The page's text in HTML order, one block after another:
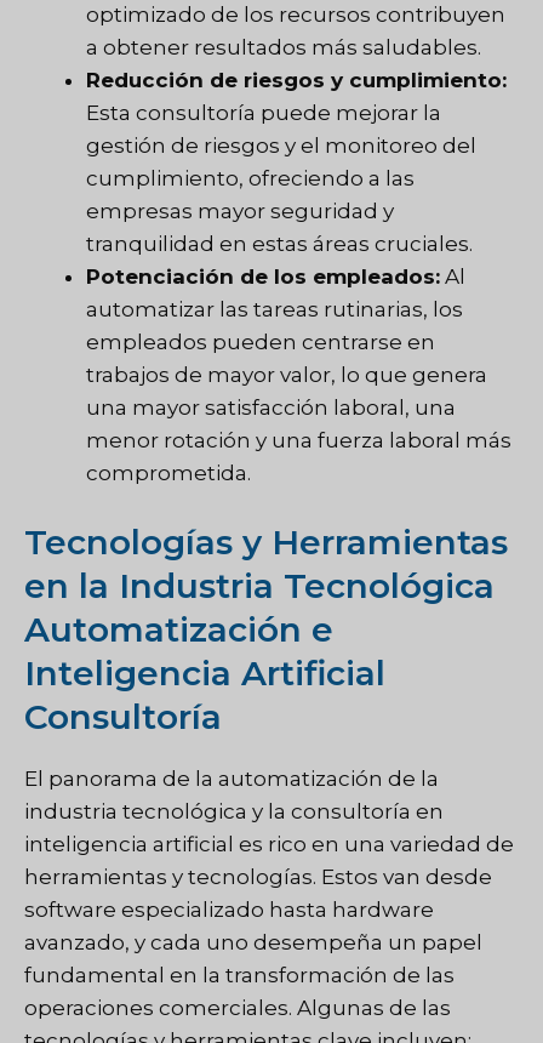
optimizado de los recursos contribuyen
a obtener resultados más saludables.
Reducción de riesgos y cumplimiento:
Esta consultoría puede mejorar la
gestión de riesgos y el monitoreo del
cumplimiento, ofreciendo a las
empresas mayor seguridad y
tranquilidad en estas áreas cruciales.
Potenciación de los empleados: Al
automatizar las tareas rutinarias, los
empleados pueden centrarse en
trabajos de mayor valor, lo que genera
una mayor satisfacción laboral, una
menor rotación y una fuerza laboral más
comprometida.
Tecnologías y Herramientas
en la Industria Tecnológica
Automatización e
Inteligencia Artificial
Consultoría
El panorama de la automatización de la
industria tecnológica y la consultoría en
inteligencia artificial es rico en una variedad de
herramientas y tecnologías. Estos van desde
software especializado hasta hardware
avanzado, y cada uno desempeña un papel
fundamental en la transformación de las
operaciones comerciales. Algunas de las